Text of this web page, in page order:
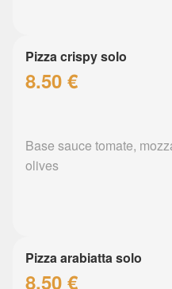
Pizza crispy solo
8.50 €
Base sauce tomate,
olives
Pizza arabiatta solo
8.50 €